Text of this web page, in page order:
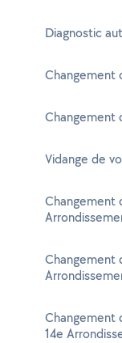
Diagnostic
Changement
Changement
Vidange de
Changement
Changement
Changement
14e